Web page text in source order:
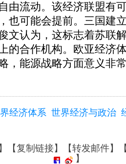
由流动。该经济联盟有
也可能会提前。三国建
文认为，这标志着苏联
的合作机构。欧亚经济
，能源战略方面意义非
经济体系 世界经济与政治
【复制链接】【转发邮件】
】